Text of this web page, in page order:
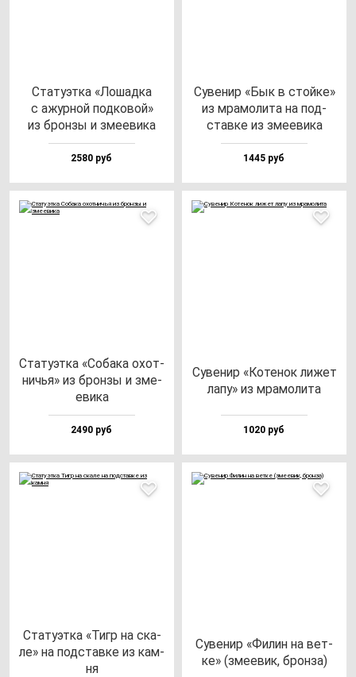
Ста­ту­эт­ка «Лошад­ка
с ажур­ной под­ко­вой»
из брон­зы и зме­еви­ка
2580 руб
Суве­нир «Бык в стой­ке»
из мра­мо­ли­та на под­
став­ке из зме­еви­ка
1445 руб
Ста­ту­эт­ка «Соба­ка охот­
ничья» из брон­зы и зме­
еви­ка
2490 руб
Суве­нир «Коте­нок ли­жет
ла­пу» из мра­мо­ли­та
1020 руб
Ста­ту­эт­ка «Тигр на ска­
ле» на под­став­ке из кам­
ня
Суве­нир «Филин на вет­
ке» (зме­евик, брон­за)